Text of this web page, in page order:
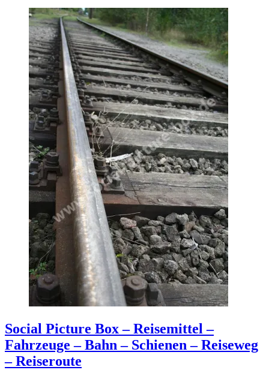
Social Picture Box – Reisemittel –
Fahrzeuge – Bahn – Schienen – Reiseweg
– Reiseroute